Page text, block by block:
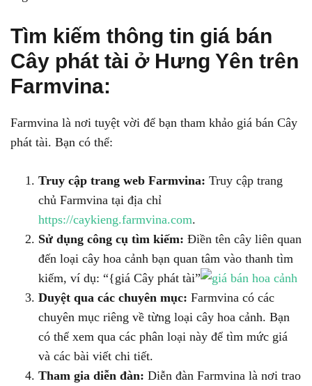
Tìm kiếm thông tin giá bán
Cây phát tài ở Hưng Yên trên
Farmvina:
Farmvina là nơi tuyệt vời để bạn tham khảo giá bán Cây
phát tài. Bạn có thể:
Truy cập trang web Farmvina: Truy cập trang
chủ Farmvina tại địa chỉ
https://caykieng.farmvina.com.
Sử dụng công cụ tìm kiếm: Điền tên cây liên quan
đến loại cây hoa cảnh bạn quan tâm vào thanh tìm
kiếm, ví dụ: “{giá Cây phát tài”
Duyệt qua các chuyên mục: Farmvina có các
chuyên mục riêng về từng loại cây hoa cảnh. Bạn
có thể xem qua các phân loại này để tìm mức giá
và các bài viết chi tiết.
Tham gia diễn đàn: Diễn đàn Farmvina là nơi trao